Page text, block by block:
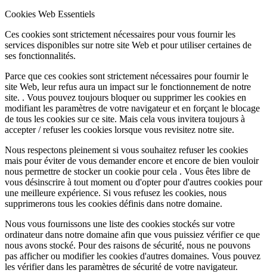
Cookies Web Essentiels
Ces cookies sont strictement nécessaires pour vous fournir les
services disponibles sur notre site Web et pour utiliser certaines de
ses fonctionnalités.
Parce que ces cookies sont strictement nécessaires pour fournir le
site Web, leur refus aura un impact sur le fonctionnement de notre
site. . Vous pouvez toujours bloquer ou supprimer les cookies en
modifiant les paramètres de votre navigateur et en forçant le blocage
de tous les cookies sur ce site. Mais cela vous invitera toujours à
accepter / refuser les cookies lorsque vous revisitez notre site.
Nous respectons pleinement si vous souhaitez refuser les cookies
mais pour éviter de vous demander encore et encore de bien vouloir
nous permettre de stocker un cookie pour cela . Vous êtes libre de
vous désinscrire à tout moment ou d'opter pour d'autres cookies pour
une meilleure expérience. Si vous refusez les cookies, nous
supprimerons tous les cookies définis dans notre domaine.
Nous vous fournissons une liste des cookies stockés sur votre
ordinateur dans notre domaine afin que vous puissiez vérifier ce que
nous avons stocké. Pour des raisons de sécurité, nous ne pouvons
pas afficher ou modifier les cookies d'autres domaines. Vous pouvez
les vérifier dans les paramètres de sécurité de votre navigateur.